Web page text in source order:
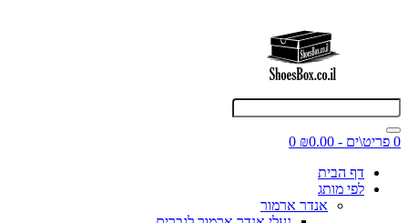
0 פריט\ים - ₪0.00
0
דף הבית
לפי מותג
אנדר ארמור